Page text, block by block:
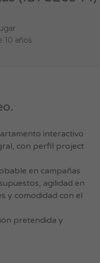
10 años
interactivo
con perfil project
en campañas
agilidad en
y comodidad con el
pretendida y